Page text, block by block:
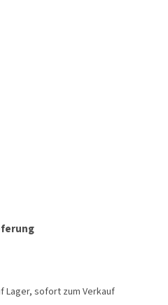
Lager, sofort zum Verkauf